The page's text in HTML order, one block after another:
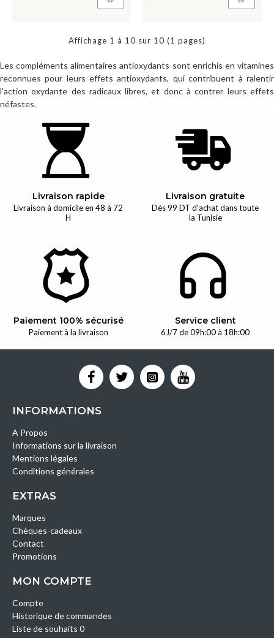
Affichage 1 à 10 sur 10 (1 pages)
Les compléments alimentaires antioxydants sont enrichis en vitamines
reconnues pour leurs effets antioxydants, qui contribuent à ralentir
l'action oxydante des radicaux libres, et donc à contrer leurs effets
néfastes.
Livraison rapide
Livraison à domicile en 48 à 72
H
Livraison gratuite
Dès 99 DT d'achat dans toute
la Tunisie
Paiement 100% sécurisé
Paiement à la livraison
Service client
6J/7 de 09h:00 à 18h:00
INFORMATIONS
A Propos
Informations sur la livraison
Mentions légales
Conditions générales
EXTRAS
Marques
Chèques-cadeaux
Contact
Promotions
MON COMPTE
Compte
Historique de commandes
Liste de souhaits 0